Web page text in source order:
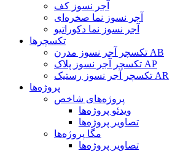
آجر نسوز کف
آجر نسوز نما صخره‌ای
آجر نسوز نما دکوراتیو
تکسچرها
تکسچر آجر نسوز مدرن AB
تکسچر آجر نسوز پلاک AP
تکسچر آجر نسوز رستیک AR
پروژه‌ها
پروژه‌های شاخص
ویدئو پروژه‌ها
تصاویر پروژه‌ها
مگا پروژه‌ها
تصاویر پروژه‌ها